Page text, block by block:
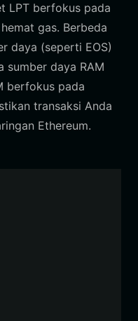
LPT berfokus pada
gas. Berbeda
daya (seperti EOS)
sumber daya RAM
berfokus pada
transaksi Anda
Ethereum.